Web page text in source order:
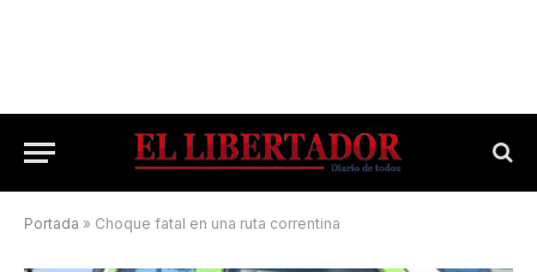
Portada » Choque fatal en una ruta correntina